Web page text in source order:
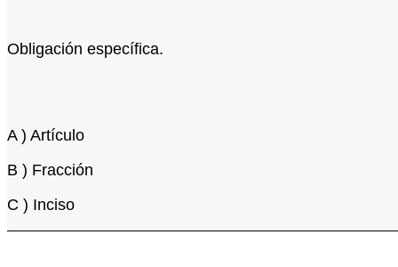
Obligación específica.
A ) Artículo
B ) Fracción
C ) Inciso